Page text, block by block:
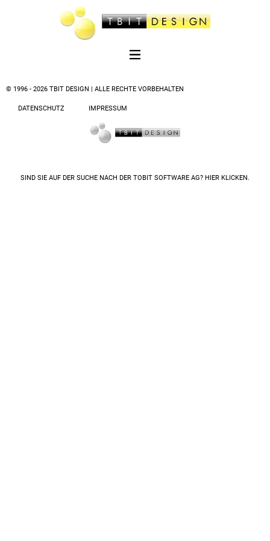
© 1996 - 2026 TBIT DESIGN | ALLE RECHTE VORBEHALTEN
DATENSCHUTZ IMPRESSUM
SIND SIE AUF DER SUCHE NACH DER TOBIT SOFTWARE AG? HIER KLICKEN.